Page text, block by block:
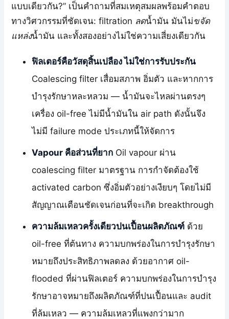
แบบเดียวกัน?” เป็นคำถามที่สมเหตุสมผลพร้อมคำตอบ
ทางวิศวกรรมที่ชัดเจน: filtration ลดน้ำมัน มันไม่ขจัด
แหล่งน้ำมัน และทั้งสองอย่างไม่ใช่ความเสี่ยงเดียวกัน
ฟิลเตอร์คือวัสดุสิ้นเปลือง ไม่ใช่การรับประกัน
Coalescing filter เสื่อมสภาพ อิ่มตัว และหากการ
บำรุงรักษาหละหลวม — น้ำมันจะไหลผ่านตรงๆ
เครื่อง oil-free ไม่มีน้ำมันใน air path ดังนั้นจึง
ไม่มี failure mode ประเภทนี้ให้จัดการ
Vapour คือส่วนที่ยาก Oil vapour ผ่าน
coalescing filter มาตรฐาน การกำจัดต้องใช้
activated carbon ซึ่งอิ่มตัวอย่างเงียบๆ โดยไม่มี
สัญญาณเตือนชัดเจนก่อนที่จะเกิด breakthrough
ความล้มเหลวครั้งเดียวปนเปื้อนผลิตภัณฑ์ ด้วย
oil-free ที่ต้นทาง ความบกพร่องในการบำรุงรักษา
หมายถึงประสิทธิภาพลดลง ด้วยอากาศ oil-
flooded ที่ผ่านฟิลเตอร์ ความบกพร่องในการบำรุง
รักษาอาจหมายถึงผลิตภัณฑ์ที่ปนเปื้อนและ audit
ที่ล้มเหลว — ความล้มเหลวที่แพงกว่ามาก